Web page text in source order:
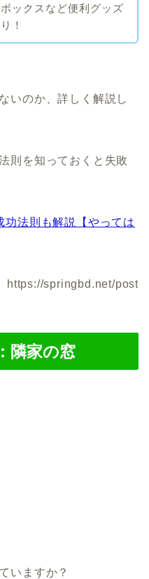
ックスなど便利グッズ
！
いのか、詳しく解説し
則を知っておくと失敗
法則も解説【やっては
https://springbd.net/post
隣家の窓
いますか？